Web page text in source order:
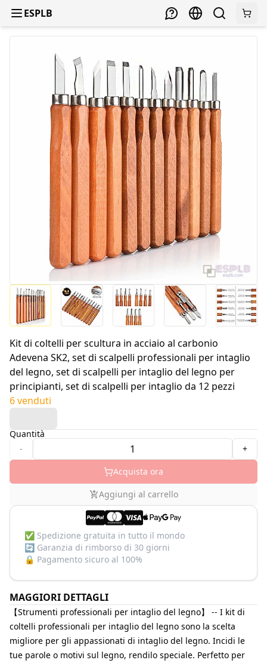
ESPLB
Kit di coltelli per scultura in acciaio al carbonio
Adevena SK2, set di scalpelli professionali per intaglio
del legno, set di scalpelli per intaglio del legno per
principianti, set di scalpelli per intaglio da 12 pezzi
6 venduti
Quantità
-
+
Acquista ora
Aggiungi al carrello
✅ Spedizione gratuita in tutto il mondo
🔄 Garanzia di rimborso di 30 giorni
🔒 Pagamento sicuro al 100%
MAGGIORI DETTAGLI
【Strumenti professionali per intaglio del legno】 -- I kit di
coltelli professionali per intaglio del legno sono la scelta
migliore per gli appassionati di intaglio del legno. Incidi le
tue parole o motivi sul legno, rendilo speciale. Perfetto per